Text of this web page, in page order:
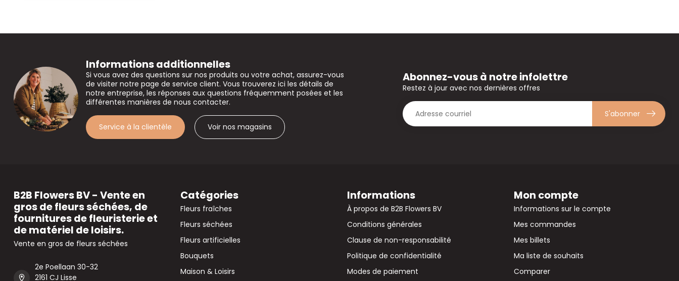
Informations additionnelles
Si vous avez des questions sur nos produits ou votre achat, assurez-vous
de visiter notre page de service client. Vous trouverez ici les détails de
notre entreprise, les réponses aux questions fréquemment posées et les
différentes manières de nous contacter.
Service à la clientèle Voir nos magasins
Abonnez-vous à notre infolettre
Restez à jour avec nos dernières offres
S'abonner
B2B Flowers BV - Vente en
gros de fleurs séchées, de
fournitures de fleuristerie et
de matériel de loisirs.
Vente en gros de fleurs séchées
2e Poellaan 30-32
2161 CJ Lisse
Catégories
Fleurs fraîches
Fleurs séchées
Fleurs artificielles
Bouquets
Maison & Loisirs
Informations
À propos de B2B Flowers BV
Conditions générales
Clause de non-responsabilité
Politique de confidentialité
Modes de paiement
Mon compte
Informations sur le compte
Mes commandes
Mes billets
Ma liste de souhaits
Comparer